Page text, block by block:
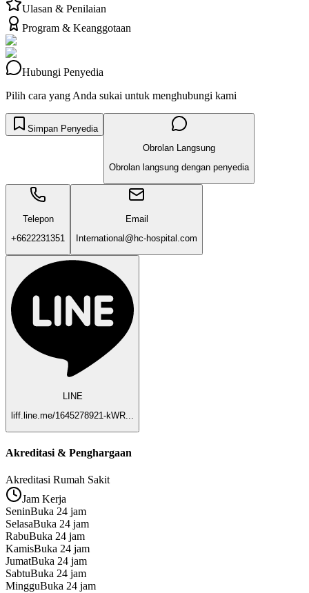
Ulasan & Penilaian
Program & Keanggotaan
Hubungi Penyedia
Pilih cara yang Anda sukai untuk menghubungi kami
Simpan Penyedia
Obrolan Langsung
Obrolan langsung dengan penyedia
Telepon
+6622231351
Email
International@hc-hospital.com
LINE
liff.line.me/1645278921-kWR...
Akreditasi & Penghargaan
Akreditasi Rumah Sakit
Jam Kerja
SeninBuka 24 jam
SelasaBuka 24 jam
RabuBuka 24 jam
KamisBuka 24 jam
JumatBuka 24 jam
SabtuBuka 24 jam
MingguBuka 24 jam